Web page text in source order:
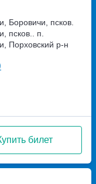
билет
Боровичи, псков.
псков.. п.
Порховский р-н